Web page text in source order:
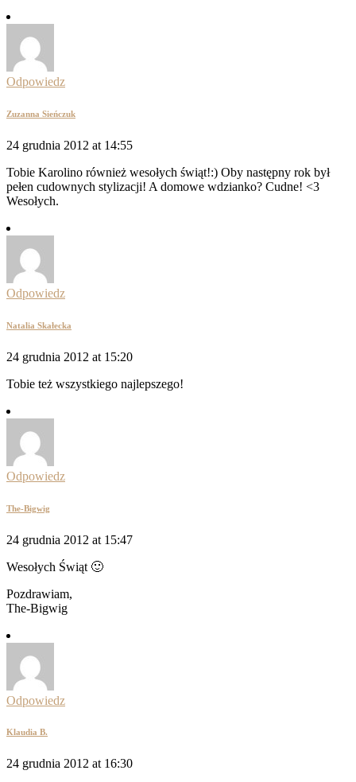
Odpowiedz
Zuzanna Sieńczuk
24 grudnia 2012 at 14:55
Tobie Karolino również wesołych świąt!:) Oby następny rok był
pełen cudownych stylizacji! A domowe wdzianko? Cudne! <3
Wesołych.
Odpowiedz
Natalia Skałecka
24 grudnia 2012 at 15:20
Tobie też wszystkiego najlepszego!
Odpowiedz
The-Bigwig
24 grudnia 2012 at 15:47
Wesołych Świąt 🙂
Pozdrawiam,
The-Bigwig
Odpowiedz
Klaudia B.
24 grudnia 2012 at 16:30